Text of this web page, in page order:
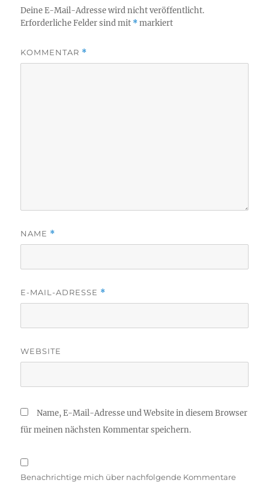
Deine E-Mail-Adresse wird nicht veröffentlicht.
Erforderliche Felder sind mit *markiert
KOMMENTAR *
NAME *
E-MAIL-ADRESSE *
WEBSITE
Name, E-Mail-Adresse und Website in diesem Browser
für meinen nächsten Kommentar speichern.
Benachrichtige mich über nachfolgende Kommentare